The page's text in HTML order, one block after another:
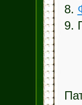
8.
9.